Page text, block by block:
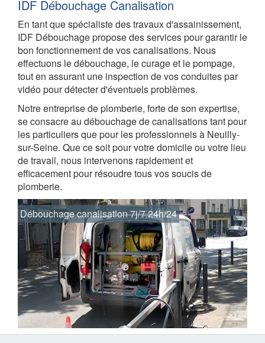
IDF Débouchage Canalisation
En tant que spécialiste des travaux d'assainissement,
IDF Débouchage propose des services pour garantir le
bon fonctionnement de vos canalisations. Nous
effectuons le débouchage, le curage et le pompage,
tout en assurant une inspection de vos conduites par
vidéo pour détecter d'éventuels problèmes.
Notre entreprise de plomberie, forte de son expertise,
se consacre au débouchage de canalisations tant pour
les particuliers que pour les professionnels à Neuilly-
sur-Seine. Que ce soit pour votre domicile ou votre lieu
de travail, nous intervenons rapidement et
efficacement pour résoudre tous vos soucis de
plomberie.
Débouchage canalisation 7j/7 24h/24